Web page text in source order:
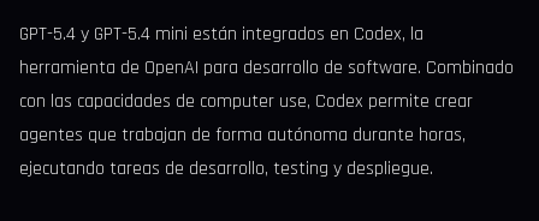
GPT-5.4 y GPT-5.4 mini están integrados en Codex, la
herramienta de OpenAI para desarrollo de software. Combinado
con las capacidades de computer use, Codex permite crear
agentes que trabajan de forma autónoma durante horas,
ejecutando tareas de desarrollo, testing y despliegue.